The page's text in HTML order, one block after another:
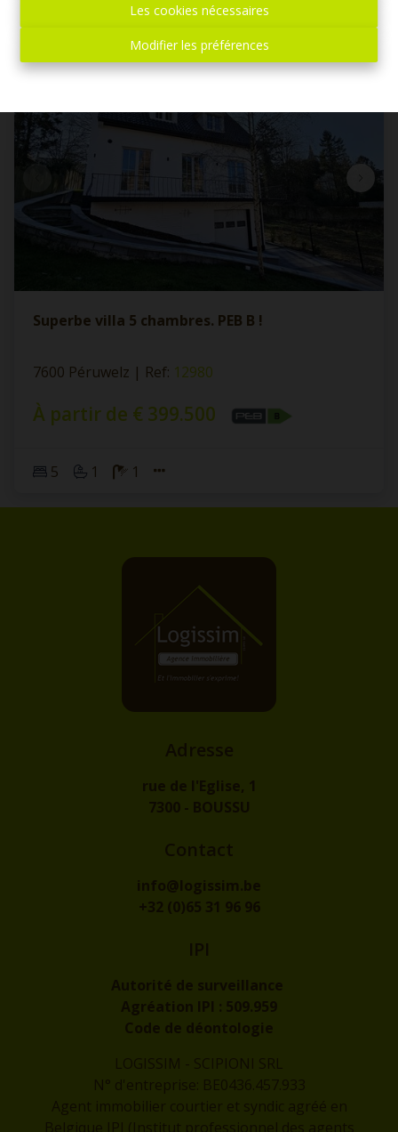
Les cookies nécessaires
Modifier les préférences
OPTION
Superbe villa 5 chambres. PEB B !
7600 Péruwelz | Ref: 12980
À partir de € 399.500
5 1 1
Adresse
rue de l'Eglise, 1
7300 - BOUSSU
Contact
info@logissim.be
+32 (0)65 31 96 96
IPI
Autorité de surveillance
Agréation IPI : 509.959
Code de déontologie
LOGISSIM - SCIPIONI SRL
N° d'entreprise: BE0436.457.933
Agent immobilier courtier et syndic agréé en
Belgique IPI (Institut professionnel des agents